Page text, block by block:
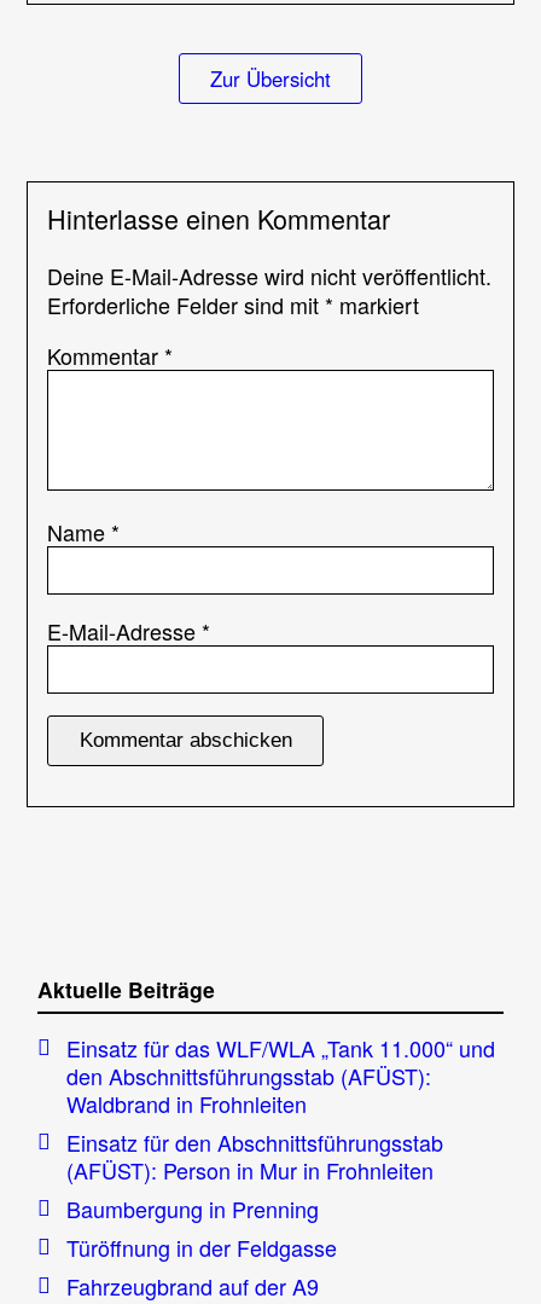
Zur Übersicht
Hinterlasse einen Kommentar
Deine E-Mail-Adresse wird nicht veröffentlicht.
Erforderliche Felder sind mit * markiert
Kommentar *
Name *
E-Mail-Adresse *
Aktuelle Beiträge
Einsatz für das WLF/WLA „Tank 11.000“ und
den Abschnittsführungsstab (AFÜST):
Waldbrand in Frohnleiten
Einsatz für den Abschnittsführungsstab
(AFÜST): Person in Mur in Frohnleiten
Baumbergung in Prenning
Türöffnung in der Feldgasse
Fahrzeugbrand auf der A9